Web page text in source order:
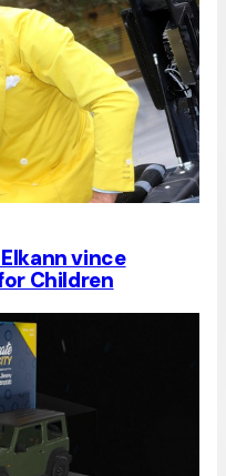
vince
Children